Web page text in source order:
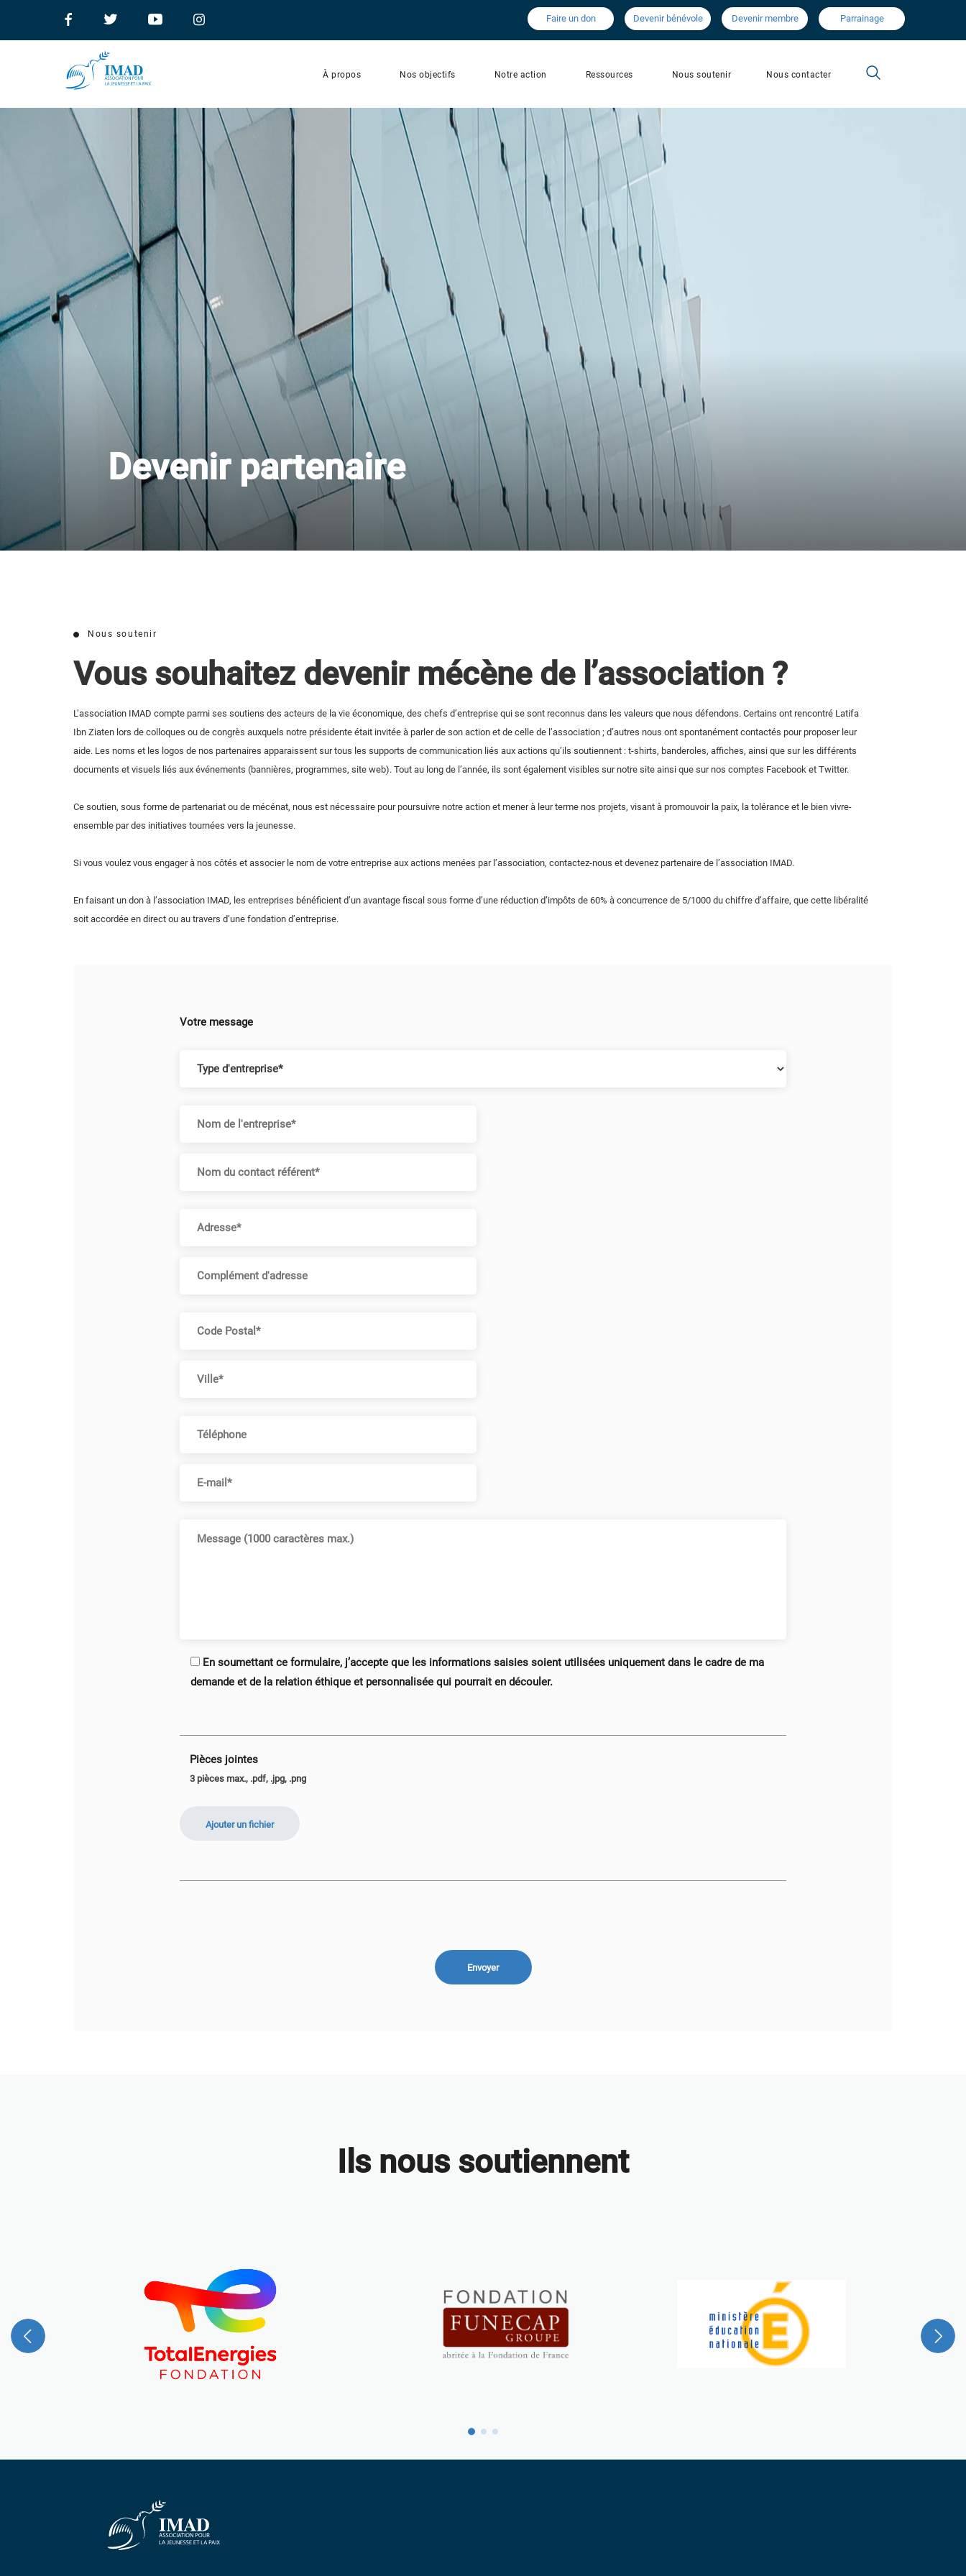
Faire un don Devenir bénévole Devenir membre Parrainage
À propos Nos objectifs Notre action Ressources Nous soutenir Nous contacter
Devenir partenaire
Nous soutenir
Vous souhaitez devenir mécène de l’association ?
L’association IMAD compte parmi ses soutiens des acteurs de la vie économique, des chefs d’entreprise qui se sont reconnus dans les valeurs que nous défendons. Certains ont rencontré Latifa
Ibn Ziaten lors de colloques ou de congrès auxquels notre présidente était invitée à parler de son action et de celle de l’association ; d’autres nous ont spontanément contactés pour proposer leur
aide. Les noms et les logos de nos partenaires apparaissent sur tous les supports de communication liés aux actions qu’ils soutiennent : t-shirts, banderoles, affiches, ainsi que sur les différents
documents et visuels liés aux événements (bannières, programmes, site web). Tout au long de l’année, ils sont également visibles sur notre site ainsi que sur nos comptes Facebook et Twitter.
Ce soutien, sous forme de partenariat ou de mécénat, nous est nécessaire pour poursuivre notre action et mener à leur terme nos projets, visant à promouvoir la paix, la tolérance et le bien vivre-
ensemble par des initiatives tournées vers la jeunesse.
Si vous voulez vous engager à nos côtés et associer le nom de votre entreprise aux actions menées par l’association, contactez-nous et devenez partenaire de l’association IMAD.
En faisant un don à l’association IMAD, les entreprises bénéficient d’un avantage fiscal sous forme d’une réduction d’impôts de 60% à concurrence de 5/1000 du chiffre d’affaire, que cette libéralité
soit accordée en direct ou au travers d’une fondation d’entreprise.
Votre message
En soumettant ce formulaire, j’accepte que les informations saisies soient utilisées uniquement dans le cadre de ma
demande et de la relation éthique et personnalisée qui pourrait en découler.
Pièces jointes
3 pièces max., .pdf, .jpg, .png
Ajouter un fichier
Ils nous soutiennent